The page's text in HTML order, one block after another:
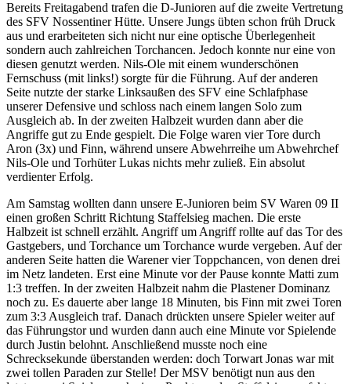
Bereits Freitagabend trafen die D-Junioren auf die zweite Vertretung
des SFV Nossentiner Hütte. Unsere Jungs übten schon früh Druck
aus und erarbeiteten sich nicht nur eine optische Überlegenheit
sondern auch zahlreichen Torchancen. Jedoch konnte nur eine von
diesen genutzt werden. Nils-Ole mit einem wunderschönen
Fernschuss (mit links!) sorgte für die Führung. Auf der anderen
Seite nutzte der starke Linksaußen des SFV eine Schlafphase
unserer Defensive und schloss nach einem langen Solo zum
Ausgleich ab. In der zweiten Halbzeit wurden dann aber die
Angriffe gut zu Ende gespielt. Die Folge waren vier Tore durch
Aron (3x) und Finn, während unsere Abwehrreihe um Abwehrchef
Nils-Ole und Torhüter Lukas nichts mehr zuließ. Ein absolut
verdienter Erfolg.
Am Samstag wollten dann unsere E-Junioren beim SV Waren 09 II
einen großen Schritt Richtung Staffelsieg machen. Die erste
Halbzeit ist schnell erzählt. Angriff um Angriff rollte auf das Tor des
Gastgebers, und Torchance um Torchance wurde vergeben. Auf der
anderen Seite hatten die Warener vier Toppchancen, von denen drei
im Netz landeten. Erst eine Minute vor der Pause konnte Matti zum
1:3 treffen. In der zweiten Halbzeit nahm die Plastener Dominanz
noch zu. Es dauerte aber lange 18 Minuten, bis Finn mit zwei Toren
zum 3:3 Ausgleich traf. Danach drückten unsere Spieler weiter auf
das Führungstor und wurden dann auch eine Minute vor Spielende
durch Justin belohnt. Anschließend musste noch eine
Schrecksekunde überstanden werden: doch Torwart Jonas war mit
zwei tollen Paraden zur Stelle! Der MSV benötigt nun aus den